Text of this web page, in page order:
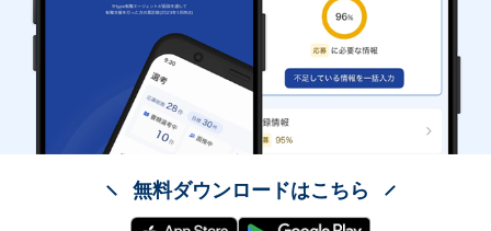
無料ダウンロードはこちら